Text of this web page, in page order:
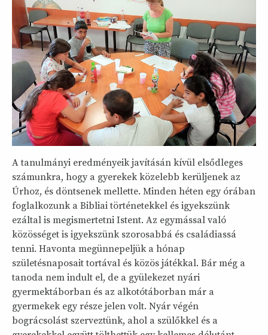
A tanulmányi eredményeik javításán kívül elsődleges
számunkra, hogy a gyerekek közelebb kerüljenek az
Úrhoz, és döntsenek mellette. Minden héten egy órában
foglalkozunk a Bibliai történetekkel és igyekszünk
ezáltal is megismertetni Istent. Az egymással való
közösséget is igyekszünk szorosabbá és családiassá
tenni. Havonta megünnepeljük a hónap
születésnaposait tortával és közös játékkal. Bár még a
tanoda nem indult el, de a gyülekezet nyári
gyermektáborban és az alkotótáborban már a
gyermekek egy része jelen volt. Nyár végén
bográcsolást szerveztünk, ahol a szülőkkel és a